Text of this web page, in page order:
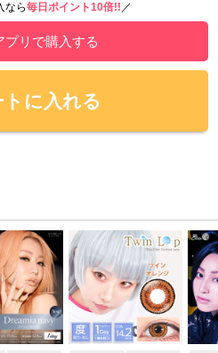
なら毎日ポイント10倍!! ／
プリで購入する
トに入れる